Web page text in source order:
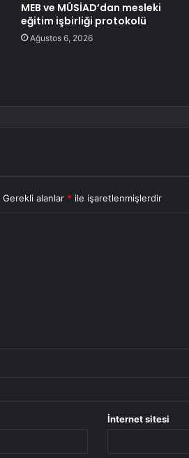
MEB ve MÜSİAD’dan mesleki
eğitim işbirliği protokolü
Ağustos 6, 2026
Gerekli alanlar * ile işaretlenmişlerdir
İnternet sitesi